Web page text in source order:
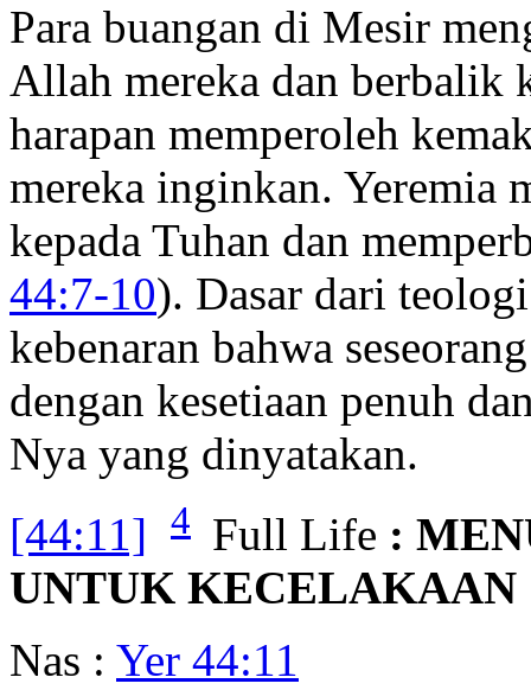
Para buangan di Mesir
Allah mereka dan berbalik
harapan memperoleh
mereka inginkan. Yeremia
kepada Tuhan dan
44:7-10). Dasar dari
kebenaran bahwa
dengan kesetiaan penuh
Nya yang dinyatakan.
[44:11]
4 Full Life :
UNTUK KECELAKAAN
Nas : Yer 44:11